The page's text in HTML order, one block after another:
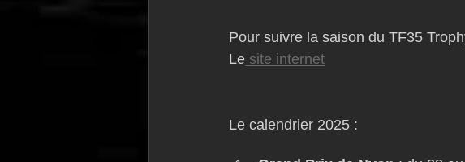
Pour suivre la saison du TF35
Le site internet
Le calendrier 2025 :